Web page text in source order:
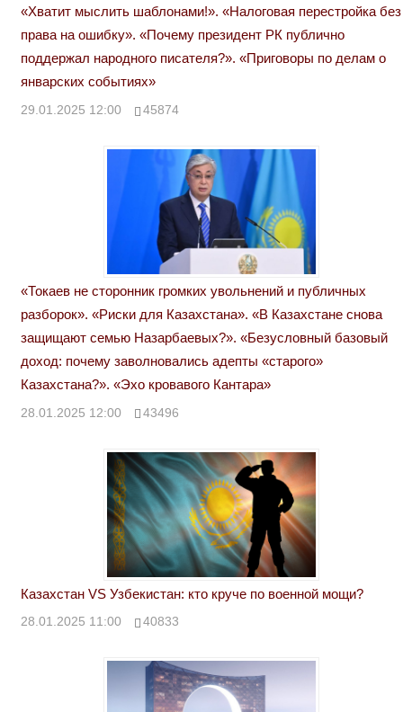
«Хватит мыслить шаблонами!». «Налоговая перестройка без
права на ошибку». «Почему президент РК публично
поддержал народного писателя?». «Приговоры по делам о
январских событиях»
29.01.2025 12:00 45874
«Токаев не сторонник громких увольнений и публичных
разборок». «Риски для Казахстана». «В Казахстане снова
защищают семью Назарбаевых?». «Безусловный базовый
доход: почему заволновались адепты «старого»
Казахстана?». «Эхо кровавого Кантара»
28.01.2025 12:00 43496
Казахстан VS Узбекистан: кто круче по военной мощи?
28.01.2025 11:00 40833